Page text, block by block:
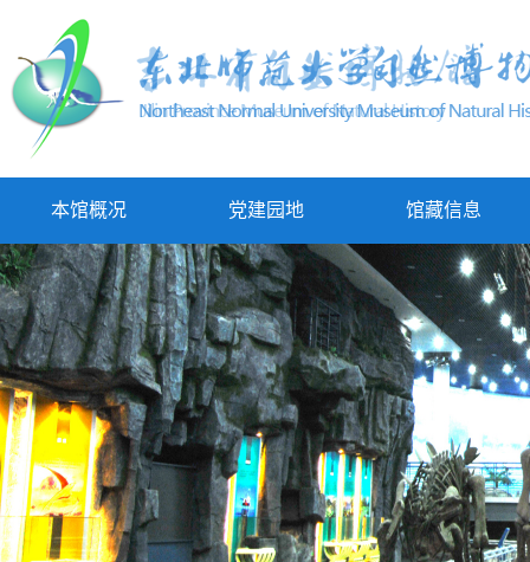
本馆概况 党建园地 馆藏信息